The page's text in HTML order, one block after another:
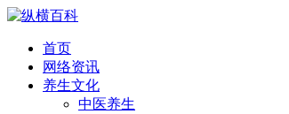
首页
网络资讯
养生文化
中医养生